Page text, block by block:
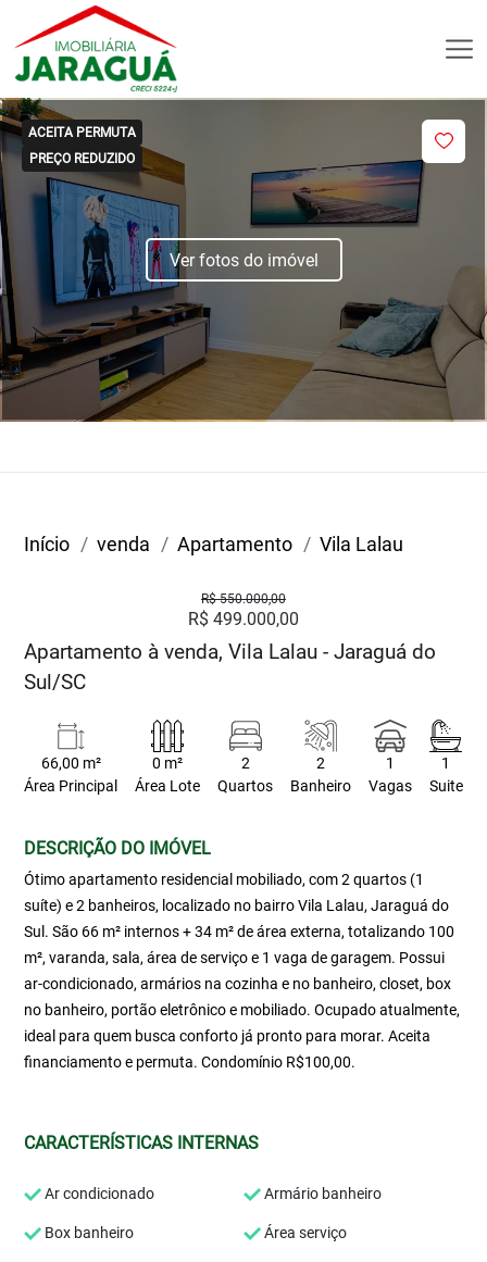
ACEITA PERMUTA
PREÇO REDUZIDO
Ver fotos do imóvel
Início venda Apartamento Vila Lalau
R$ 550.000,00
R$ 499.000,00
Apartamento à venda, Vila Lalau - Jaraguá do
Sul/SC
66,00 m²
Área Principal
0 m²
Área Lote
2
Quartos
2
Banheiro
1
Vagas
1
Suite
DESCRIÇÃO DO IMÓVEL
Ótimo apartamento residencial mobiliado, com 2 quartos (1
suíte) e 2 banheiros, localizado no bairro Vila Lalau, Jaraguá do
Sul. São 66 m² internos + 34 m² de área externa, totalizando 100
m², varanda, sala, área de serviço e 1 vaga de garagem. Possui
ar-condicionado, armários na cozinha e no banheiro, closet, box
no banheiro, portão eletrônico e mobiliado. Ocupado atualmente,
ideal para quem busca conforto já pronto para morar. Aceita
financiamento e permuta. Condomínio R$100,00.
CARACTERÍSTICAS INTERNAS
Ar condicionado Armário banheiro
Box banheiro Área serviço